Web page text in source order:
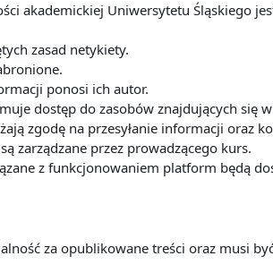
akademickiej Uniwersytetu Śląskiego
zasad netykiety.
ponosi ich autor.
dostęp do zasobów znajdujących się
zgodę na przesyłanie informacji oraz
zarządzane przez prowadzącego kurs.
z funkcjonowaniem platform będą
za opublikowane treści oraz musi